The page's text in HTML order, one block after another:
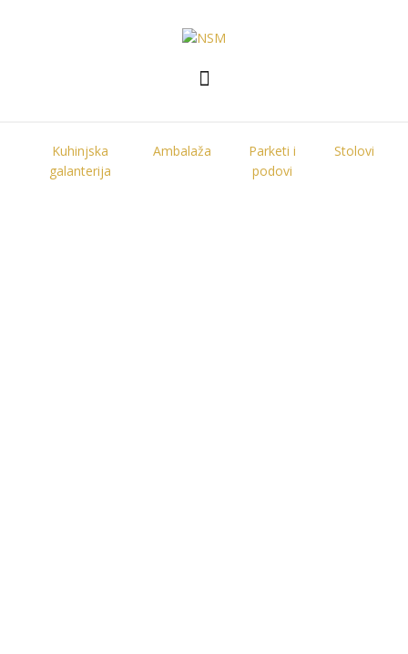
Kuhinjska
galanterija
Ambalaža
Parketi i
podovi
Stolovi